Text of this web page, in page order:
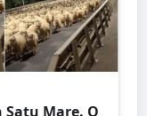
Mare. O